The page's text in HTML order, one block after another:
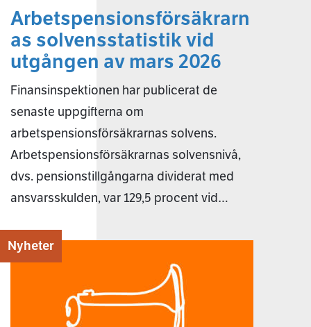
Arbetspensionsförsäkrarn
as solvensstatistik vid
utgången av mars 2026
Finansinspektionen har publicerat de
senaste uppgifterna om
arbetspensionsförsäkrarnas solvens.
Arbetspensionsförsäkrarnas solvensnivå,
dvs. pensionstillgångarna dividerat med
ansvarsskulden, var 129,5 procent vid…
Nyheter